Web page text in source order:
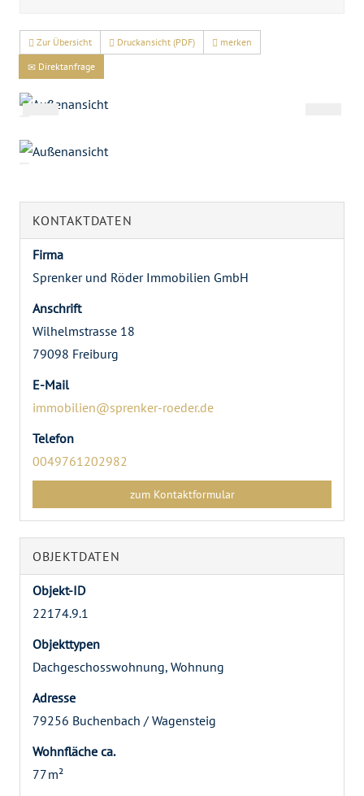
Zur Übersicht Druckansicht (PDF)
merken
Direktanfrage
KONTAKTDATEN
Firma
Sprenker und Röder Immobilien GmbH
Anschrift
Wilhelmstrasse 18
79098 Freiburg
E-Mail
immobilien@sprenker-roeder.de
Telefon
0049761202982
zum Kontaktformular
OBJEKTDATEN
Objekt-ID
22174.9.1
Objekttypen
Dachgeschosswohnung, Wohnung
Adresse
79256 Buchenbach / Wagensteig
Wohnfläche ca.
77 m²